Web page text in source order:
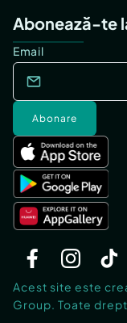
Abonează-te
Email
Abonare
Acest site este
Group. Toate